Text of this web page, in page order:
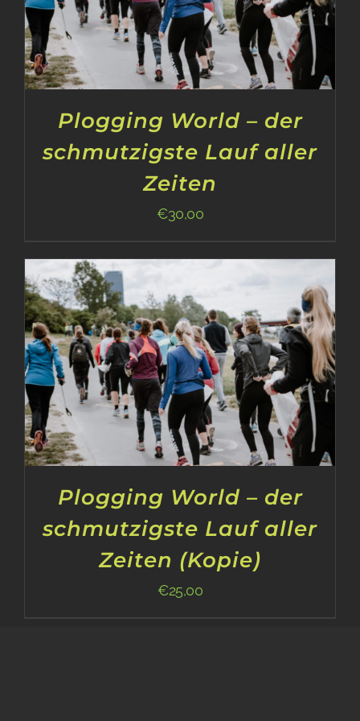
Plogging World – der
schmutzigste Lauf aller
Zeiten
€30,00
Plogging World – der
schmutzigste Lauf aller
Zeiten (Kopie)
€25,00